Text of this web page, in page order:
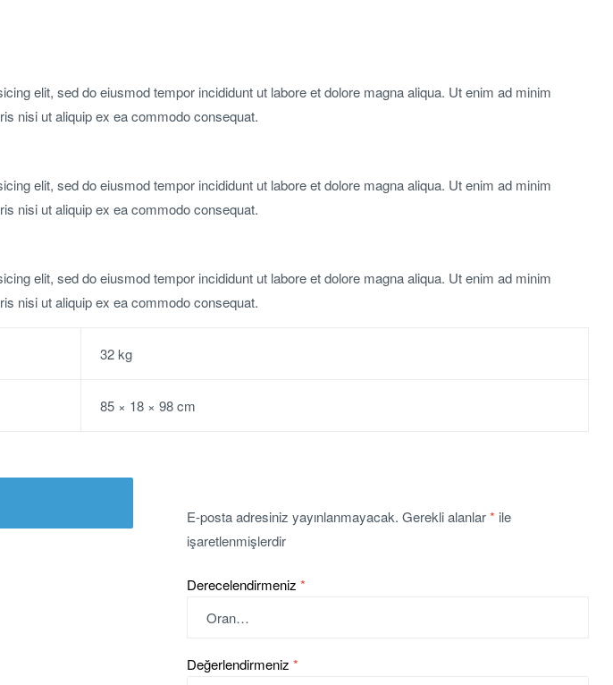
elit, sed do eiusmod tempor incididunt ut labore et dolore magna aliqua. Ut enim ad minim
nisi ut aliquip ex ea commodo consequat.
elit, sed do eiusmod tempor incididunt ut labore et dolore magna aliqua. Ut enim ad minim
nisi ut aliquip ex ea commodo consequat.
elit, sed do eiusmod tempor incididunt ut labore et dolore magna aliqua. Ut enim ad minim
nisi ut aliquip ex ea commodo consequat.
32 kg
85 × 18 × 98 cm
E-posta adresiniz yayınlanmayacak. Gerekli alanlar* ile
işaretlenmişlerdir
Derecelendirmeniz *
Değerlendirmeniz *